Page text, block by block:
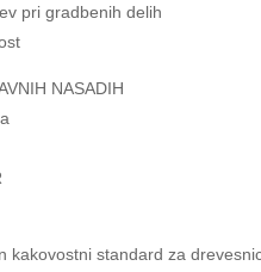
pri gradbenih delih
NASADIH
kakovostni standard za